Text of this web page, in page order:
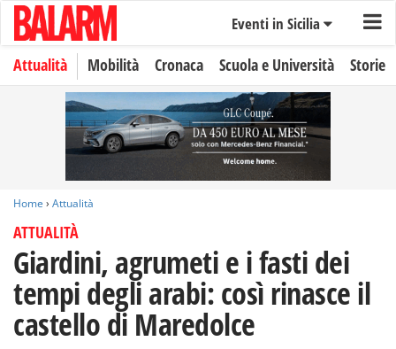
Eventi in Sicilia
Attualità Mobilità Cronaca Scuola e Università Storie
Home › Attualità
ATTUALITÀ
Giardini, agrumeti e i fasti dei
tempi degli arabi: così rinasce il
castello di Maredolce